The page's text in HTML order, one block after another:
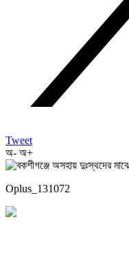
Tweet
অ- অ+
Oplus_131072